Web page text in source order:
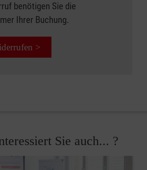
benötigen Sie die
Ihrer Buchung.
>
Sie auch... ?